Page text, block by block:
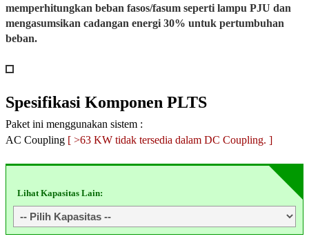
memperhitungkan beban fasos/fasum seperti lampu PJU dan
mengasumsikan cadangan energi 30% untuk pertumbuhan
beban.
Spesifikasi Komponen PLTS
Paket ini menggunakan sistem :
AC Coupling [ >63 KW tidak tersedia dalam DC Coupling. ]
Lihat Kapasitas Lain: